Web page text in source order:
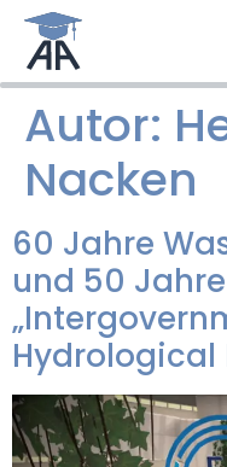
Autor:
Nacken
60 Jahre
und 50 Jahre
Hydrological